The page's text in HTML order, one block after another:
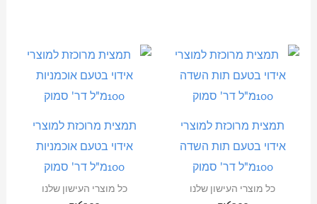
תמצית מרוכזת למוצרי
אידוי בטעם תות השדה
100מ"ל דר' סמוק
כל מוצרי העישון שלנו
תמצית מרוכזת למוצרי
אידוי בטעם אוכמניות
100מ"ל דר' סמוק
כל מוצרי העישון שלנו